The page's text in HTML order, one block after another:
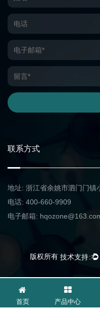
联系方式
地址: 浙江省余姚市泗门门镇
电话: 400-660-9909
电子邮箱:
版权所有
首页 产品中心